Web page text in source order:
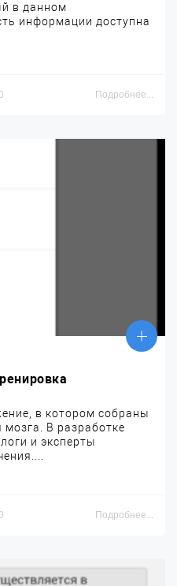
в данном
информации доступна
Подробнее...
в котором собраны
В разработке
и эксперты
Подробнее...